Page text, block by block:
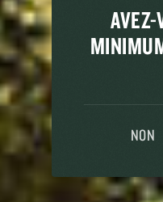
AVEZ-
NON
100% BELGE,
INDÉPENDANTE
La Brasserie Haacht
100% belge fondée il y
imprégner par
comment nous